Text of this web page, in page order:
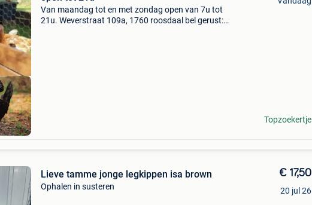
Van maandag tot en met zondag open van 7u tot
21u. Weverstraat 109a, 1760 roosdaal bel gerust:
Topzoekertje
Lieve tamme jonge legkippen isa brown
Ophalen in susteren
€ 17,50
20 jul 26